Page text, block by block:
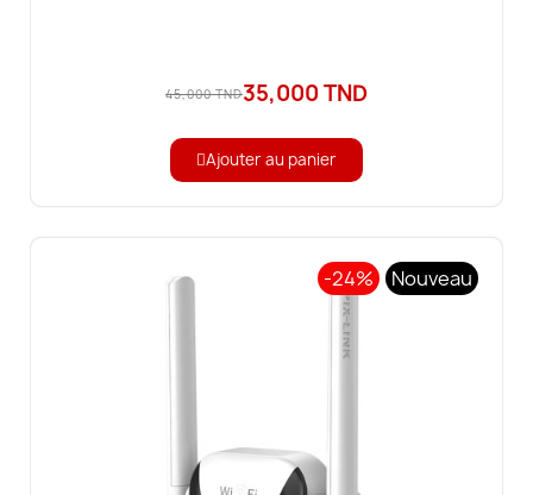
45,000 TND35,000 TND
Ajouter au panier
-24% Nouveau